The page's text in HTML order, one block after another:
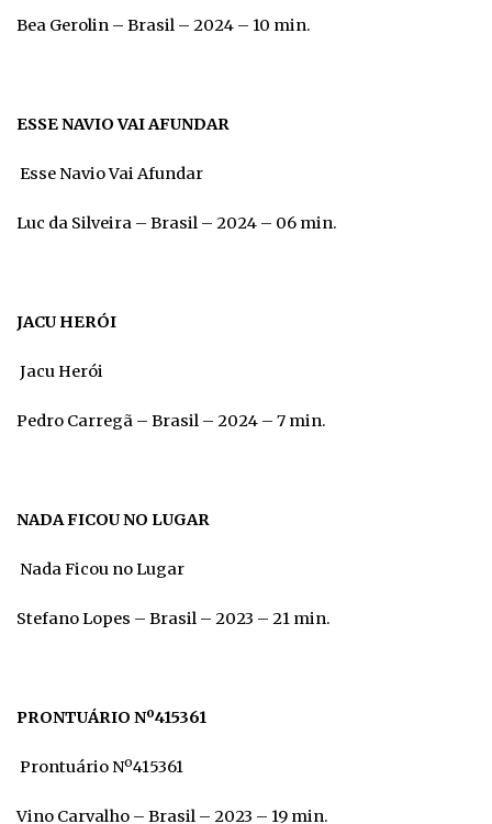
Bea Gerolin – Brasil – 2024 – 10 min.
ESSE NAVIO VAI AFUNDAR
Esse Navio Vai Afundar
Luc da Silveira – Brasil – 2024 – 06 min.
JACU HERÓI
Jacu Herói
Pedro Carregã – Brasil – 2024 – 7 min.
NADA FICOU NO LUGAR
Nada Ficou no Lugar
Stefano Lopes – Brasil – 2023 – 21 min.
PRONTUÁRIO Nº415361
Prontuário Nº415361
Vino Carvalho – Brasil – 2023 – 19 min.